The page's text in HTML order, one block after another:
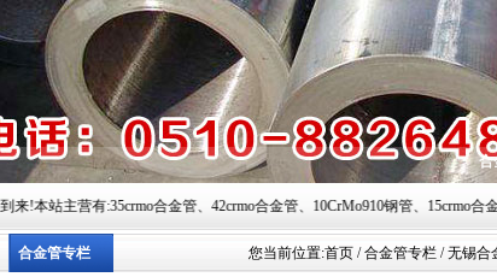
合
!本站主营有:35crmo合金管、42crmo合金管、10CrMo910钢管、15crmo合
合金管专栏 您当前位置:首页 / 合金管专栏 / 无锡合